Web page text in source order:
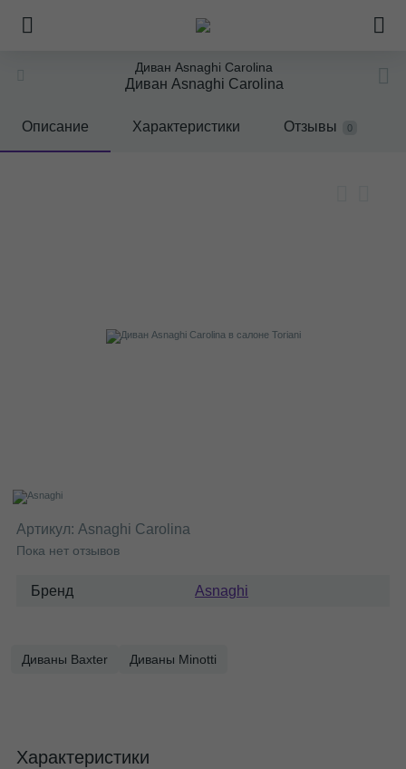
Диван Asnaghi Carolina
Диван Asnaghi Carolina
Описание Характеристики Отзывы 0
Артикул: Asnaghi Carolina
Пока нет отзывов
Бренд Asnaghi
Диваны Baxter Диваны Minotti
Характеристики